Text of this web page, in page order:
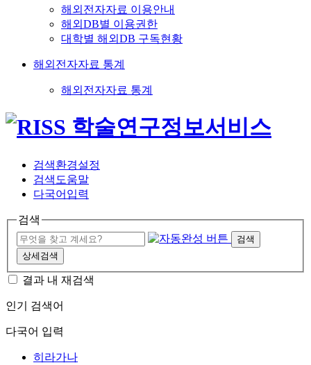
해외전자자료 이용안내
해외DB별 이용권한
대학별 해외DB 구독현황
해외전자자료 통계
해외전자자료 통계
검색환경설정
검색도움말
다국어입력
검색
검색
상세검색
결과 내 재검색
인기 검색어
다국어 입력
히라가나